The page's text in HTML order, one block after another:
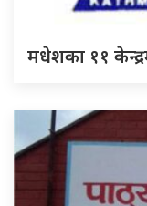
मधेशका ११